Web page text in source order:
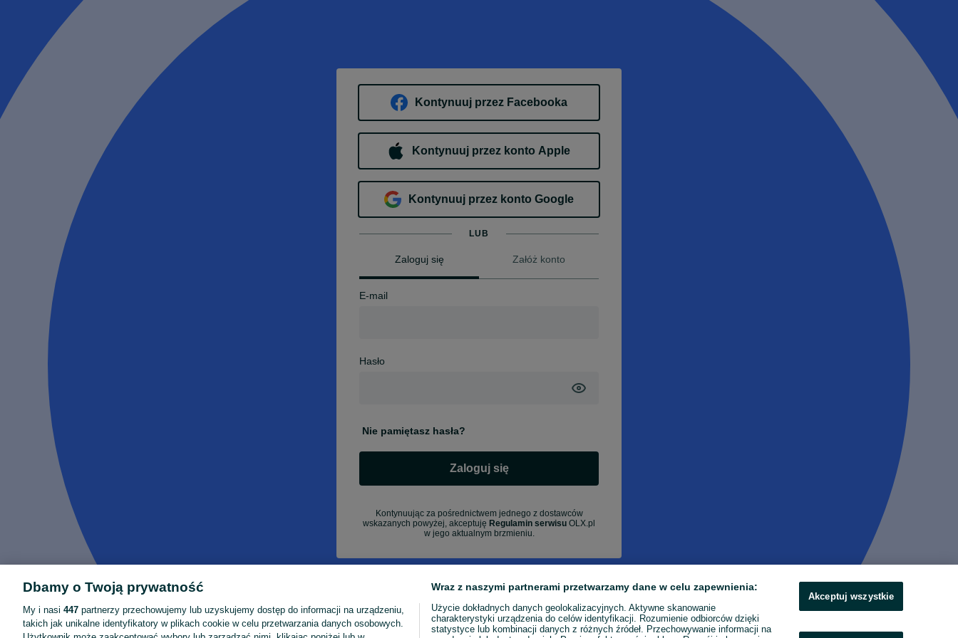
Kontynuuj przez Facebooka
Kontynuuj przez konto Apple
Kontynuuj przez konto Google
LUB
Zaloguj się Załóż konto
E-mail
Hasło
Nie pamiętasz hasła?
Zaloguj się
Kontynuując za pośrednictwem jednego z dostawców
wskazanych powyżej, akceptuję Regulamin serwisu OLX.pl
w jego aktualnym brzmieniu.
Dbamy o Twoją prywatność
My i nasi 447 partnerzy przechowujemy lub uzyskujemy dostęp do informacji na urządzeniu,
takich jak unikalne identyfikatory w plikach cookie w celu przetwarzania danych osobowych.
Wraz z naszymi partnerami przetwarzamy dane w celu zapewnienia:
Użycie dokładnych danych geolokalizacyjnych. Aktywne skanowanie
charakterystyki urządzenia do celów identyfikacji. Rozumienie odbiorców dzięki
statystyce lub kombinacji danych z różnych źródeł. Przechowywanie informacji na
Akceptuj wszystkie